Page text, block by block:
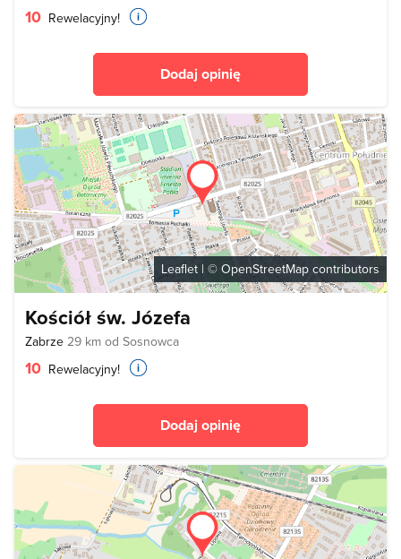
10 Rewelacyjny!
Dodaj opinię
Leaflet | © OpenStreetMap contributors
Kościół św. Józefa
Zabrze 29 km od Sosnowca
10 Rewelacyjny!
Dodaj opinię